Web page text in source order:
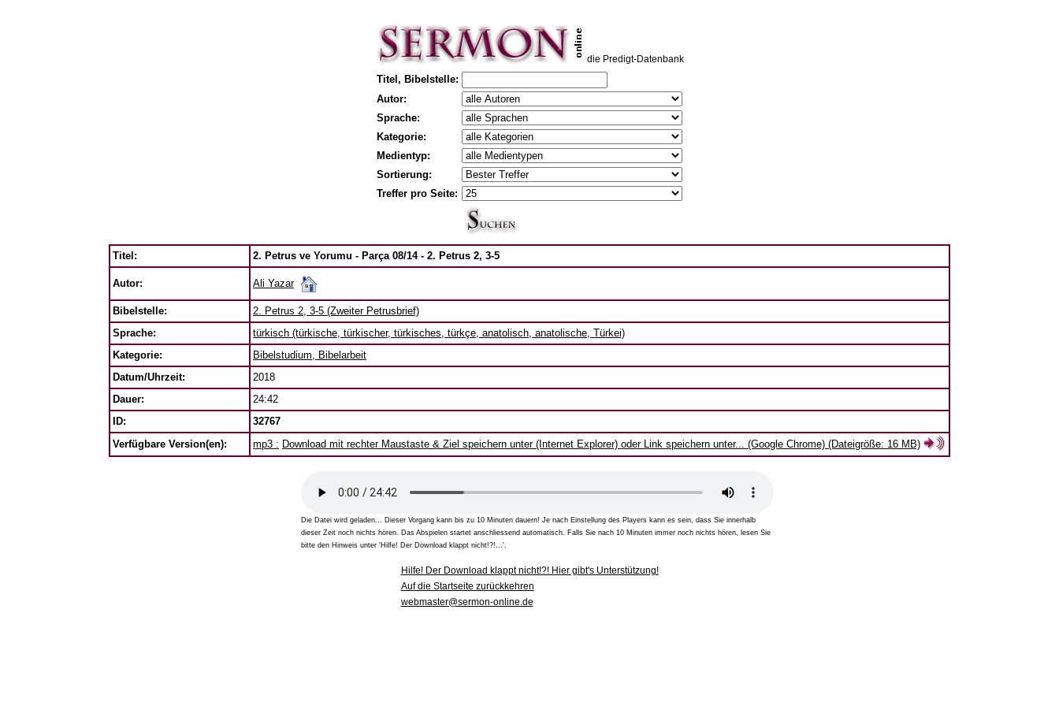
die Predigt-Datenbank
Titel, Bibelstelle:
Autor:
Sprache:
Kategorie:
Medientyp:
Sortierung:
Treffer pro Seite:
Titel: 2. Petrus ve Yorumu - Parça 08/14 - 2. Petrus 2, 3-5
Autor: Ali Yazar
Bibelstelle:
2. Petrus 2, 3-5 (Zweiter Petrusbrief)
Sprache:
türkisch (türkische, türkischer, türkisches, türkçe, anatolisch, anatolische, Türkei)
Kategorie:
Bibelstudium, Bibelarbeit
Datum/Uhrzeit:
2018
Dauer:
24:42
ID:
32767
Verfügbare Version(en):
mp3 : Download mit rechter Maustaste & Ziel speichern unter (Internet Explorer) oder Link speichern unter... (Google Chrome) (Dateigröße: 16 MB)
Die Datei wird geladen... Dieser Vorgang kann bis zu 10 Minuten dauern! Je nach Einstellung des Players kann es sein, dass Sie innerhalb
dieser Zeit noch nichts hören. Das Abspielen startet anschliessend automatisch. Falls Sie nach 10 Minuten immer noch nichts hören, lesen Sie
bitte den Hinweis unter 'Hilfe! Der Download klappt nicht!?!...'.
Hilfe! Der Download klappt nicht!?! Hier gibt's Unterstützung!
Auf die Startseite zurückkehren
webmaster@sermon-online.de